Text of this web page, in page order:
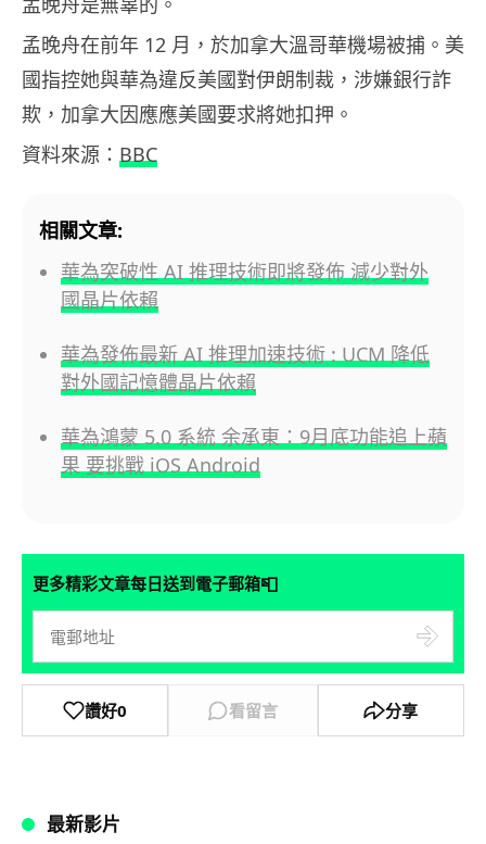
孟晚舟在前年 12 月，於加拿大溫哥華機場被捕。美
國指控她與華為違反美國對伊朗制裁，涉嫌銀行詐
欺，加拿大因應應美國要求將她扣押。
資料來源： BBC
相關文章:
華為突破性 AI 推理技術即將發佈 減少對外
國晶片依賴
華為發佈最新 AI 推理加速技術 : UCM 降低
對外國記憶體晶片依賴
華為鴻蒙 5.0 系統 余承東：9月底功能追上蘋
果 要挑戰 iOS Android
更多精彩文章每日送到電子郵箱📮
讚好0 看留言 分享
最新影片